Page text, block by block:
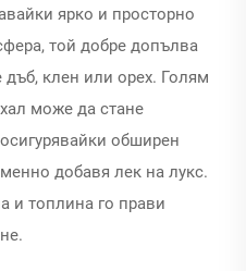
ярко и просторно
той добре допълва
клен или орех. Голям
може да стане
обширен
добавя лек на лукс.
и топлина го прави